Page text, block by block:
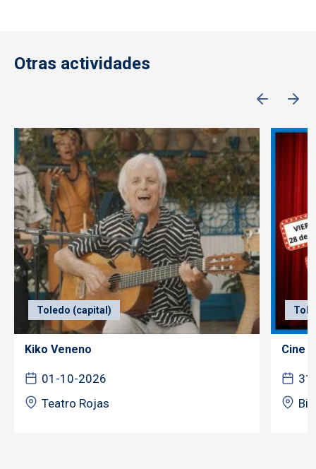
Otras actividades
Toledo (capital)
Kiko Veneno
01-10-2026
Teatro Rojas
Cine